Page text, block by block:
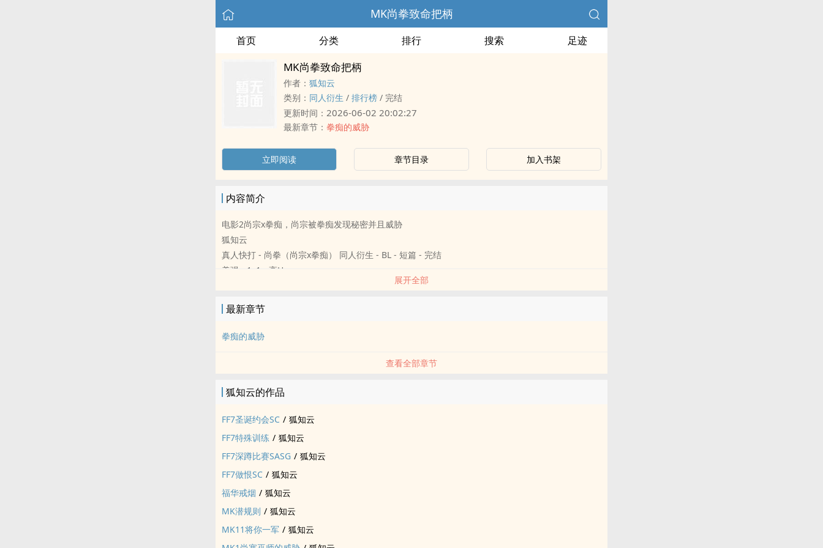
MK尚拳致命把柄
首页 分类 排行 搜索 足迹
MK尚拳致命把柄
作者： 狐知云
类别： ‌同‍‍‎人‌衍生 / 排行榜 / 完结
更新时间： 2026-06-02 20:02:27
最新章节： 拳痴的威胁
立即阅读 章节目录 加入书架
内容简介
电影2尚宗x拳痴，尚宗被拳痴发现秘密并且威胁
狐知云
真人快打 - 尚拳（尚宗x拳痴） ‌同‍‍‎人‌衍生 - BL - 短篇 - 完结
美强 - ‎1‍v‌‎1‎‎‌ - ‍‌‌高‍‌H‍‎
展开全部
最新章节
拳痴的威胁
查看全部章节
狐知云的作品
FF7圣诞约会SC / 狐知云
FF7特殊训练 / 狐知云
FF7深蹲比赛SASG / 狐知云
FF7做恨SC / 狐知云
福华戒烟 / 狐知云
MK潜规则 / 狐知云
MK11将你一军 / 狐知云